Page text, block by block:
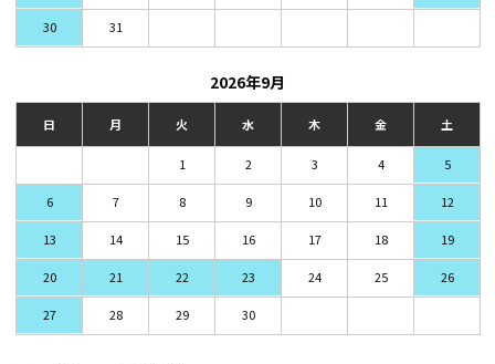
30 31
2026年9月
日 月 火 水 木 金 土
1 2 3 4 5
6 7 8 9 10 11 12
13 14 15 16 17 18 19
20 21 22 23 24 25 26
27 28 29 30